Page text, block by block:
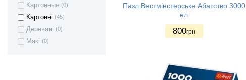
Картонные (0)
Картонні (45)
Деревяні (0)
Мякі (0)
Пазл Вестмінстерське Абатство 3000
ел
800грн